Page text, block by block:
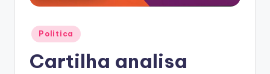
Posted
in
Politica
Cartilha analisa